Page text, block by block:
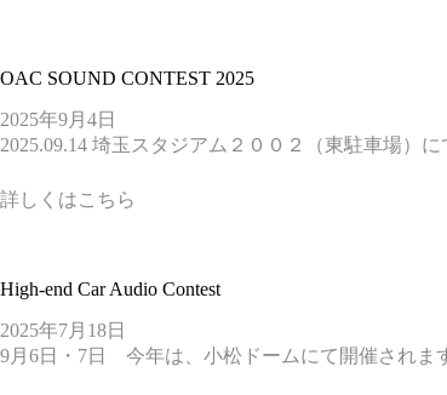
OAC SOUND CONTEST 2025
2025年9月4日
2025.09.14 埼玉スタジアム２００２（東駐車場）
詳しくはこちら
High-end Car Audio Contest
2025年7月18日
9月6日・7日 今年は、小松ドームにて開催され